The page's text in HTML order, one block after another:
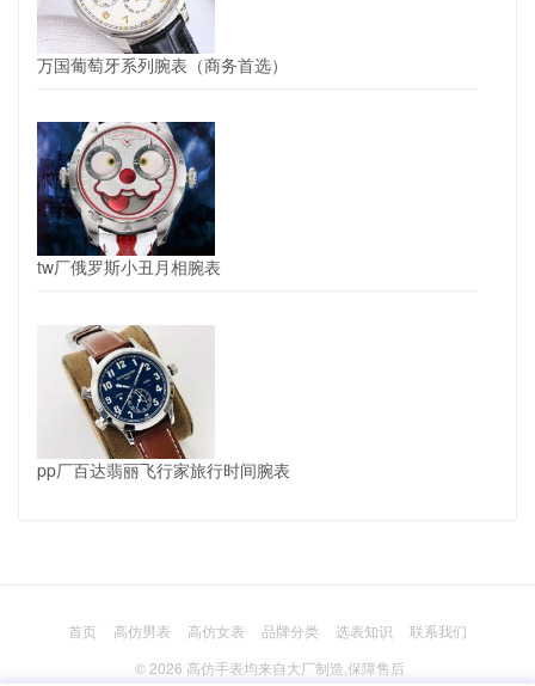
万国葡萄牙系列腕表（商务首选）
tw厂俄罗斯小丑月相腕表
pp厂百达翡丽飞行家旅行时间腕表
首页 高仿男表 高仿女表 品牌分类 选表知识
联系我们
© 2026 高仿手表均来自大厂制造,保障售后